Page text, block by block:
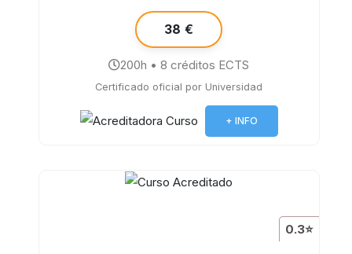
38 €
200h • 8 créditos ECTS
Certificado oficial por Universidad
+ INFO
0.3⭐